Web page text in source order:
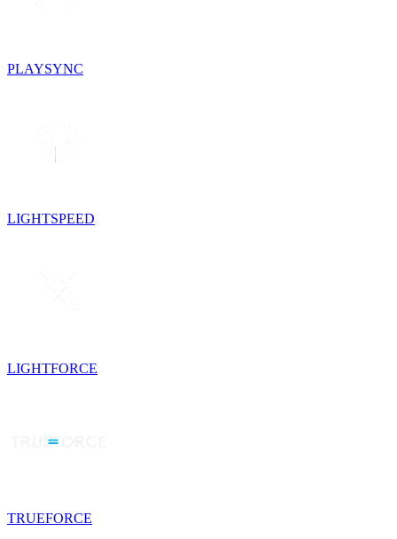
PLAYSYNC
LIGHTSPEED
LIGHTFORCE
TRUEFORCE